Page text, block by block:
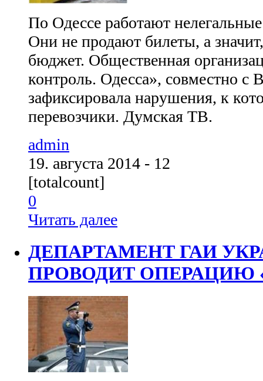
По Одессе работают
Они не продают билеты, а
бюджет. Общественная
контроль. Одесса», совместно с
зафиксировала нарушения, к
перевозчики. Думская ТВ.
admin
19. августа 2014 - 12
[totalcount]
0
Читать далее
ДЕПАРТАМЕНТ ГАИ
ПРОВОДИТ ОПЕРАЦИЮ